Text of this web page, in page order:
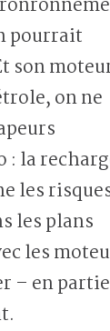
pourrait
son
on ne
: la
les
les plans
les
– en